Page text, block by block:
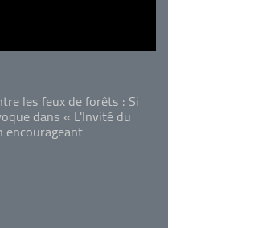
les feux de forêts : Si
dans « L'Invité du